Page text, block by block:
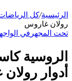
الرئيسية/كل
رولان غاروس
تحت المجهر في
الروسية
أدوار